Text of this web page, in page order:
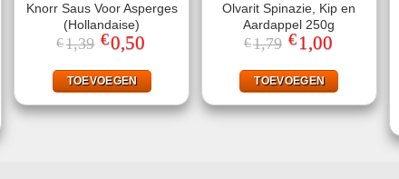
Knorr Saus Voor Asperges
(Hollandaise)
€1,39 Oorspronkelijke
prijs
€1,39.
€0,50Huidige
€0,50.
TOEVOEGEN
Olvarit Spinazie, Kip en
Aardappel 250g
€1,79 Oorspronkelijke
prijs
€1,79.
€ 1,00Huidige
€1,00.
TOEVOEGEN